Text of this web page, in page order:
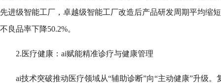
先进级智能工厂，卓越级智能工厂改造后产品研发周期平均缩
不良品率下降50.2%。
2.医疗健康：ai赋能精准诊疗与健康管理
ai技术突破推动医疗领域从“辅助诊断”向“主动健康”升级